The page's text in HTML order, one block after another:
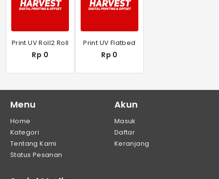
Print UV Roll2 Roll
Rp 0
Print UV Flatbed
Rp 0
Menu
Home
Kategori
Tentang Kami
Status Pesanan
Akun
Masuk
Daftar
Keranjang